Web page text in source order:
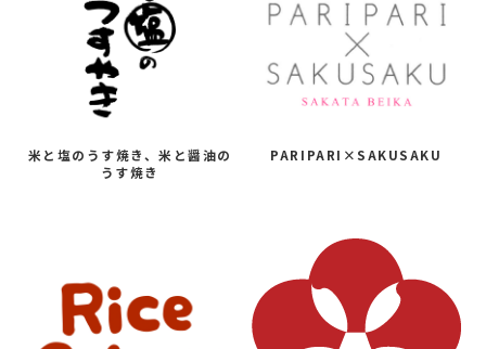
米と塩のうす焼き、米と醤油の
うす焼き
PARIPARI×SAKUSAKU